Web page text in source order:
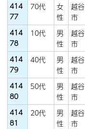
414
77
70代
女
性
越谷
市
414
78
10代
男
性
越谷
市
414
79
40代
男
性
越谷
市
414
80
50代
男
性
越谷
市
414
81
20代
男
性
越谷
市